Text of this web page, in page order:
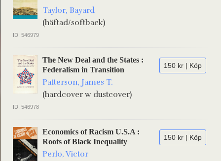
Taylor, Bayard
(häftad/softback)
ID: 546979
150 kr | Köp
The New Deal and the States :
Federalism in Transition
Patterson, James T.
(hardcover w dustcover)
ID: 546978
150 kr | Köp
Economics of Racism U.S.A :
Roots of Black Inequality
Perlo, Victor